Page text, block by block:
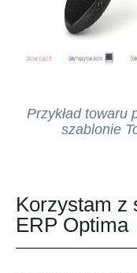
Przykład towaru
szablonie
Korzystam z
ERP Optima